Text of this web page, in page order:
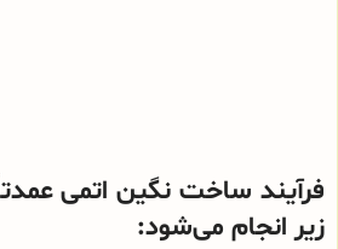
فرآیند ساخت نگین اتمی
زیر انجام می‌شود: